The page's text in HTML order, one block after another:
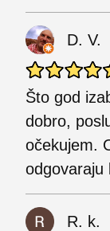
D. V.
Što god
dobro,
očekujem.
odgovaraju
R. k.